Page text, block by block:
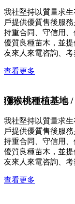
我社堅持以質量求
戶提供優質售後服
持重合同、守信用
優質良種苗木，並
友來人來電咨詢、
查看更多
獼猴桃種植基地/
我社堅持以質量求
戶提供優質售後服
持重合同、守信用
優質良種苗木，並
友來人來電咨詢、
查看更多